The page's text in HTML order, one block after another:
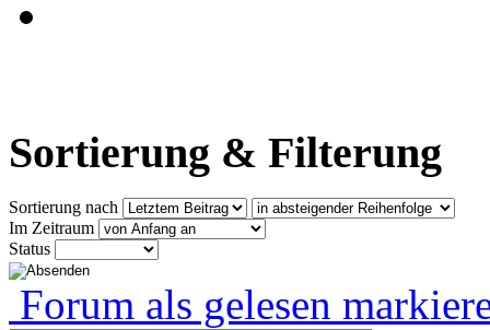
Sortierung & Filterung
Sortierung nach
Im Zeitraum
Status
Forum als gelesen